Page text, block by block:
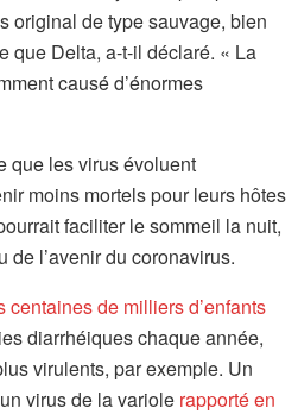
original de type sauvage, bien
que Delta, a-t-il déclaré. « La
causé d’énormes
que les virus évoluent
moins mortels pour leurs hôtes
faciliter le sommeil la nuit,
de l’avenir du coronavirus.
centaines de milliers d’enfants
diarrhéiques chaque année,
virulents, par exemple. Un
virus de la variole rapporté en